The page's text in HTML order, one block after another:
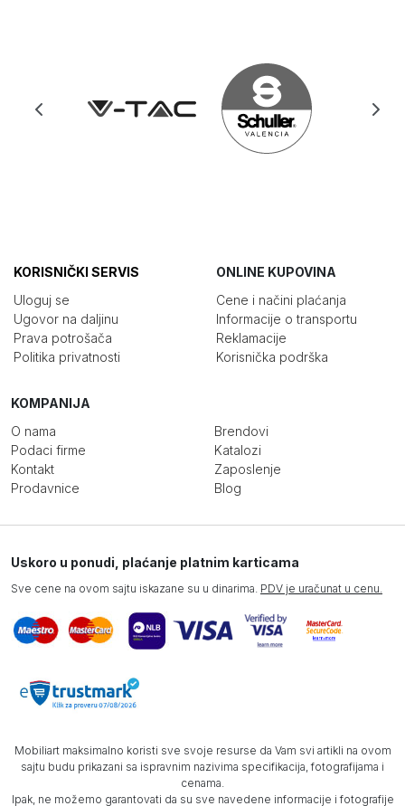
KORISNIČKI SERVIS
Uloguj se
Ugovor na daljinu
Prava potrošača
Politika privatnosti
ONLINE KUPOVINA
Cene i načini plaćanja
Informacije o transportu
Reklamacije
Korisnička podrška
KOMPANIJA
O nama
Podaci firme
Kontakt
Prodavnice
Brendovi
Katalozi
Zaposlenje
Blog
Uskoro u ponudi, plaćanje platnim karticama
Sve cene na ovom sajtu iskazane su u dinarima. PDV je uračunat u cenu.
Mobiliart maksimalno koristi sve svoje resurse da Vam svi artikli na ovom
sajtu budu prikazani sa ispravnim nazivima specifikacija, fotografijama i
cenama.
Ipak, ne možemo garantovati da su sve navedene informacije i fotografije